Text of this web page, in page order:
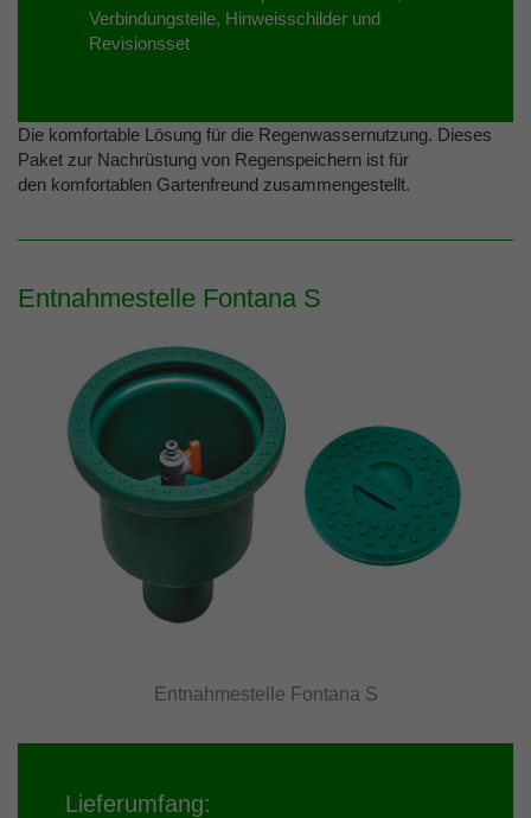
Verbindungsteile, Hinweisschilder und
Revisionsset
Die komfortable Lösung für die Regenwassernutzung. Dieses
Paket zur Nachrüstung von Regenspeichern ist für
den komfortablen Gartenfreund zusammengestellt.
Entnahmestelle Fontana S
Entnahmestelle Fontana S
Lieferumfang: